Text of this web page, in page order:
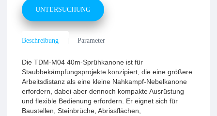
UNTERSUCHUNG
Beschreibung Parameter
Die TDM-M04 40m-Sprühkanone ist für
Staubbekämpfungsprojekte konzipiert, die eine größere
Arbeitsdistanz als eine kleine Nahkampf-Nebelkanone
erfordern, dabei aber dennoch kompakte Ausrüstung
und flexible Bedienung erfordern. Er eignet sich für
Baustellen, Steinbrüche, Abrissflächen,